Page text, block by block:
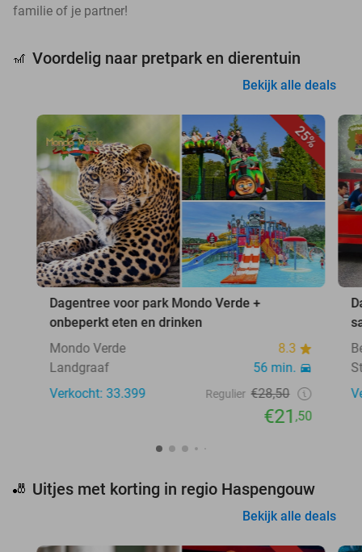
familie of je partner!
🎢 Voordelig naar pretpark en dierentuin
Bekijk alle deals
25%
Dagentree voor park Mondo Verde +
onbeperkt eten en drinken
Mondo Verde
8.3
Landgraaf
56 min.
Verkocht: 33.399
Regulier €28,50
€21,50
🎳 Uitjes met korting in regio Haspengouw
Bekijk alle deals